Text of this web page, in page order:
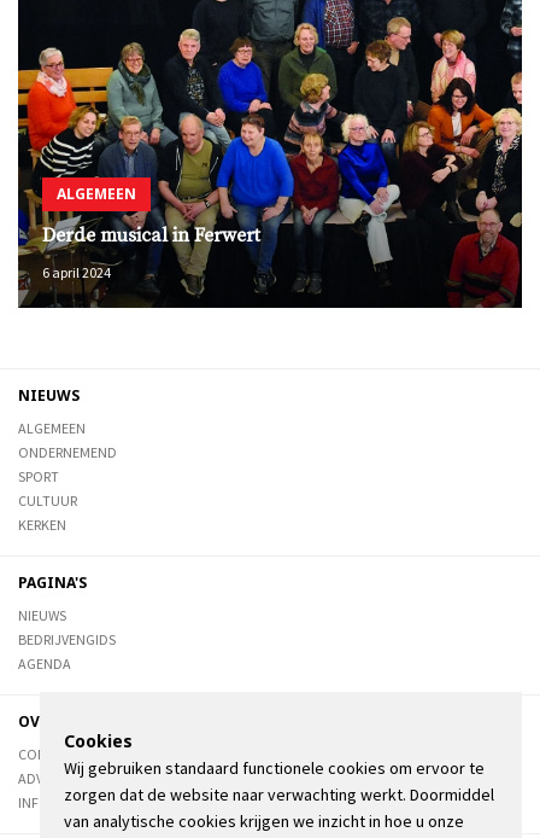
ALGEMEEN
Derde musical in Ferwert
6 april 2024
NIEUWS
ALGEMEEN
ONDERNEMEND
SPORT
CULTUUR
KERKEN
PAGINA'S
NIEUWS
BEDRIJVENGIDS
AGENDA
OVER DE STIENSER
CONTACT
ADVERTEREN
INFORMATIE
Cookies
Wij gebruiken standaard functionele cookies om ervoor te
zorgen dat de website naar verwachting werkt. Doormiddel
van analytische cookies krijgen we inzicht in hoe u onze